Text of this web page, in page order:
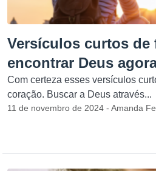
Versículos curtos de
encontrar Deus
Com certeza esses versículos
coração. Buscar a Deus através...
11 de novembro de 2024 - Amanda